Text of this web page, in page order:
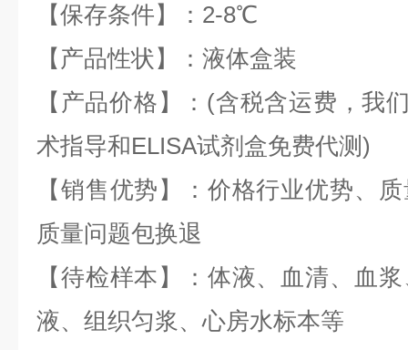
【保存条件】： 2-8℃
【产品性状】：液体盒装
【产品价格】： (含税含运费，我
术指导和ELISA试剂盒免费代测 )
【销售优势】：价格行业优势、
质量问题包换退
【待检样本】：体液、血清、血
液、组织匀浆、心房水标本等